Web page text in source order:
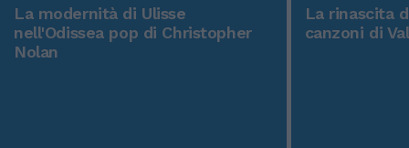
La modernità di Ulisse
nell'Odissea pop di Christopher
Nolan
La rinascita
canzoni di